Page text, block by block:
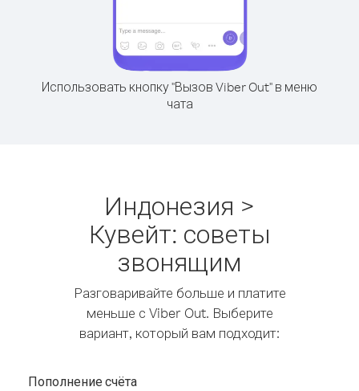
Использовать кнопку "Вызов Viber Out" в меню
чата
Индонезия >
Кувейт: советы
звонящим
Разговаривайте больше и платите
меньше с Viber Out. Выберите
вариант, который вам подходит:
Пополнение счёта